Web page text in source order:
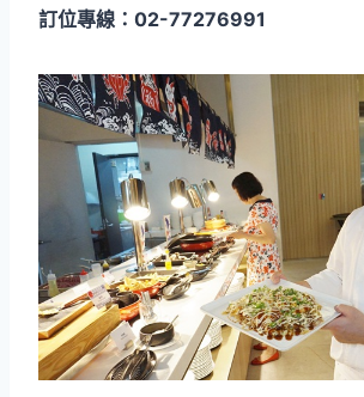
訂位專線：02-77276991